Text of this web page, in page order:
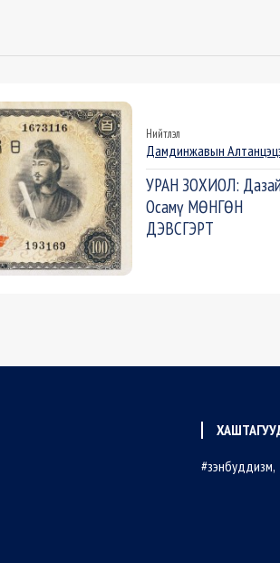
Нийтлэл
Дамдинжавын
УРАН ЗОХИОЛ:
Осамү МӨНГӨН
ДЭВСГЭРТ
зэнбуддизм